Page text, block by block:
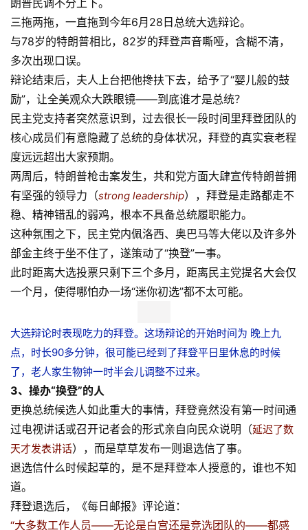
朗普民调不分上下。
三拖两拖，一直拖到今年6月28日总统大选辩论。
与78岁的特朗普相比，82岁的拜登声音嘶哑，含糊不清，
多次出现口误。
辩论结束后，夫人上台把他搀扶下去，给予了“婴儿般的鼓
励”，让全美观众大跌眼镜——到底谁才是总统？
民主党支持者突然意识到，过去很长一段时间里拜登团队的
核心成员们有意隐藏了总统的身体状况，拜登的真实衰老程
度远远超出大家预期。
两周后，特朗普枪击案发生，共和党方面大肆宣传特朗普拥
有坚强的领导力（strong leadership），拜登是走路都走不
稳、精神错乱的弱鸡，根本不具备总统履职能力。
这种氛围之下，民主党内佩洛西、奥巴马等大佬以及许多外
部金主终于坐不住了，遂策动了“换登”一事。
此时距离大选投票只剩下三个多月，距离民主党提名大会仅
一个月，使得哪怕办一场“迷你初选”都不太可能。
大选辩论时表现吃力的拜登。这场辩论的开始时间为 晚上九
点，时长90多分钟，很可能已经到了拜登平日里休息的时候
了，老人家生物钟一时半会儿调整不过来。
3、操办“换登”的人
更换总统候选人如此重大的事情，拜登竟然没有第一时间通
过电视讲话或召开记者会的形式亲自向民众说明（延迟了数
天才发表讲话），而是草草发布一则退选信了事。
退选信什么时候起草的，是不是拜登本人授意的，谁也不知
道。
拜登退选后，《每日邮报》评论道：
“大多数工作人员——无论是白宫还是竞选团队的——都感